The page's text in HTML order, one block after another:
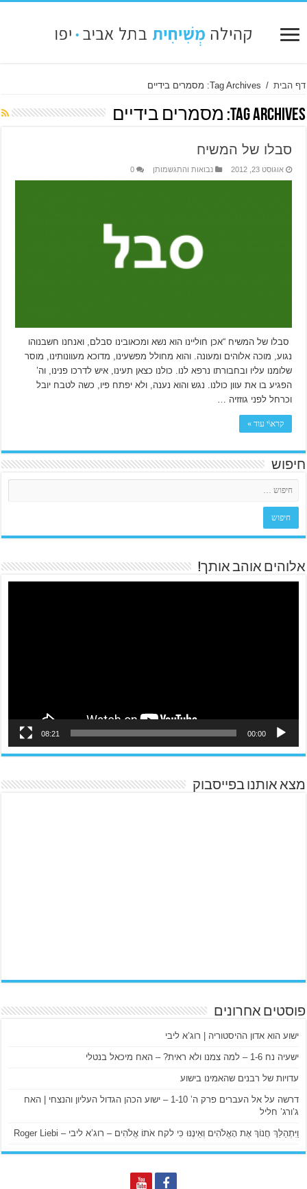
דף הבית / Tag Archives: מסמרים בידיים
Tag Archives: מסמרים בידיים
סבלו של המשיח
אוגוסט 23, 2012 נבואות והתגשמותן 0
סבלו של המשיח “אכן חוליינו הוא נשא ומכאובינו סבלם, ואנחנו חשבנוהו
נגוע, מוכה אלוהים ומעונה. והוא מחולל מפשעינו, מדוכא מעוונותינו, מוסר
שלומנו עליו ובחבורתו נרפא לנו. כולנו כצאן תעינו, איש לדרכו פנינו, וה’
הפגיע בו את עוון כולנו. נגש והוא נענה, ולא יפתח פיו, כשה לטבח יובל
וכרחל לפני גוזזיה …
קרא\י עוד »
חיפוש
אלוהים אוהב אותך!
00:00
08:21
מצא אותנו בפייסבוק
פוסטים אחרונים
ישוע הוא אדון ההיסטוריה | רוג’א ליבי
ישעיה נח 1-6 – למה צמנו ולא ראית? – האח מיכאל בנטלי
עדויות של רבנים שהאמינו בישוע
דרשה על אל העברים פרק ה’ 1-10 – ישוע הכהן הגדול העליון והנצחי | האח
ג’ורג’ חליל
וַיִּתְהַלֵּךְ חֲנוֹךְ אֶת הָאֱלֹהִים וְאֵינֶנּוּ כִּי לקח אֹתוֹ אֱלֹהִים – רוג’א ליבי – Roger Liebi